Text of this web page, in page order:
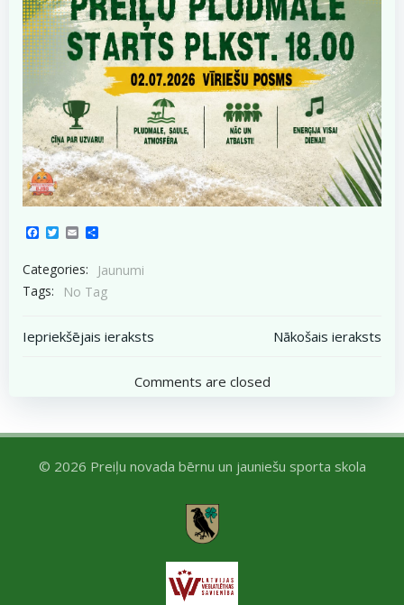
Facebook
Twitter
Email
Categories:
Jaunumi
Tags:
No Tag
Post
navigation
Iepriekšējais ieraksts
navigation
Nākošais ieraksts
Comments are closed
© 2026 Preiļu novada bērnu un jauniešu sporta skola